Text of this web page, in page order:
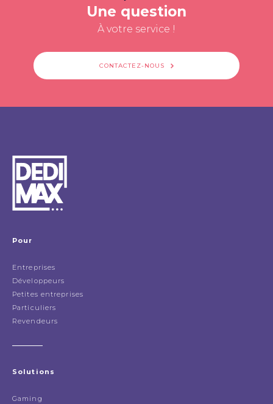
Une question
À votre service !
CONTACTEZ-NOUS
Pour
Entreprises
Développeurs
Petites entreprises
Particuliers
Revendeurs
Solutions
Gaming